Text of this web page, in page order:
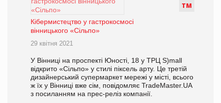
ТМ
Кібермистецтво у гастрокосмосі
вінницького «Сільпо»
29 квітня 2021
У Вінниці на проспекті Юності, 18 у ТРЦ S)mall
відкрито «Сільпо» у стилі піксель арту. Це третій
дизайнерський супермаркет мережі у місті, всього
ж їх у Вінниці вже сім, повідомляє TradeMaster.UA
з посиланням на прес-реліз компанії.